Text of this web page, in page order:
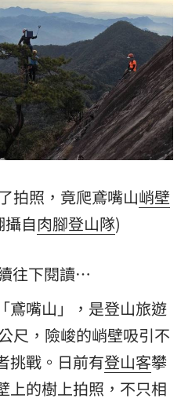
拍照，竟爬鳶嘴山峭壁
自肉腳登山隊)
往下閱讀…
鳶嘴山」，是登山旅遊
尺，險峻的峭壁吸引不
挑戰。日前有登山客攀
上的樹上拍照，不只相